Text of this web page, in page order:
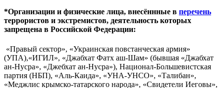
*Организации и физические лица, внесённные в перечень
террористов и экстремистов, деятельность которых
запрещена в Российской Федерации:
«Правый сектор», «Украинская повстанческая армия»
(УПА),«ИГИЛ», «Джабхат Фатх аш-Шам» (бывшая «Джабхат
ан-Нусра», «Джебхат ан-Нусра»), Национал-Большевистская
партия (НБП), «Аль-Каида», «УНА-УНСО», «Талибан»,
«Меджлис крымско-татарского народа», «Свидетели Иеговы»,